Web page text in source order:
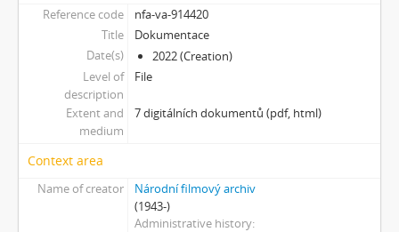
[Subseries] Zrcadlo času
[Subseries] Píseň hlemýžďů jdoucích na pohřeb
[Subseries] Abstraktní animace ze 60. let
[Subseries] Barvy
[Subseries] Flare up
[Subseries] Pinup
[Subseries] The Time
[Subseries] Čas zkoušky
[Subseries] Musica Picta – Hodina slavnosti
[Subseries] Musica Picta – Minuty strachu
Reference code
nfa-va-914420
Title
Dokumentace
Date(s)
2022 (Creation)
Level of
description
File
Extent and
medium
7 digitálních dokumentů (pdf, html)
Context area
Name of creator
Národní filmový archiv
(1943-)
Administrative history